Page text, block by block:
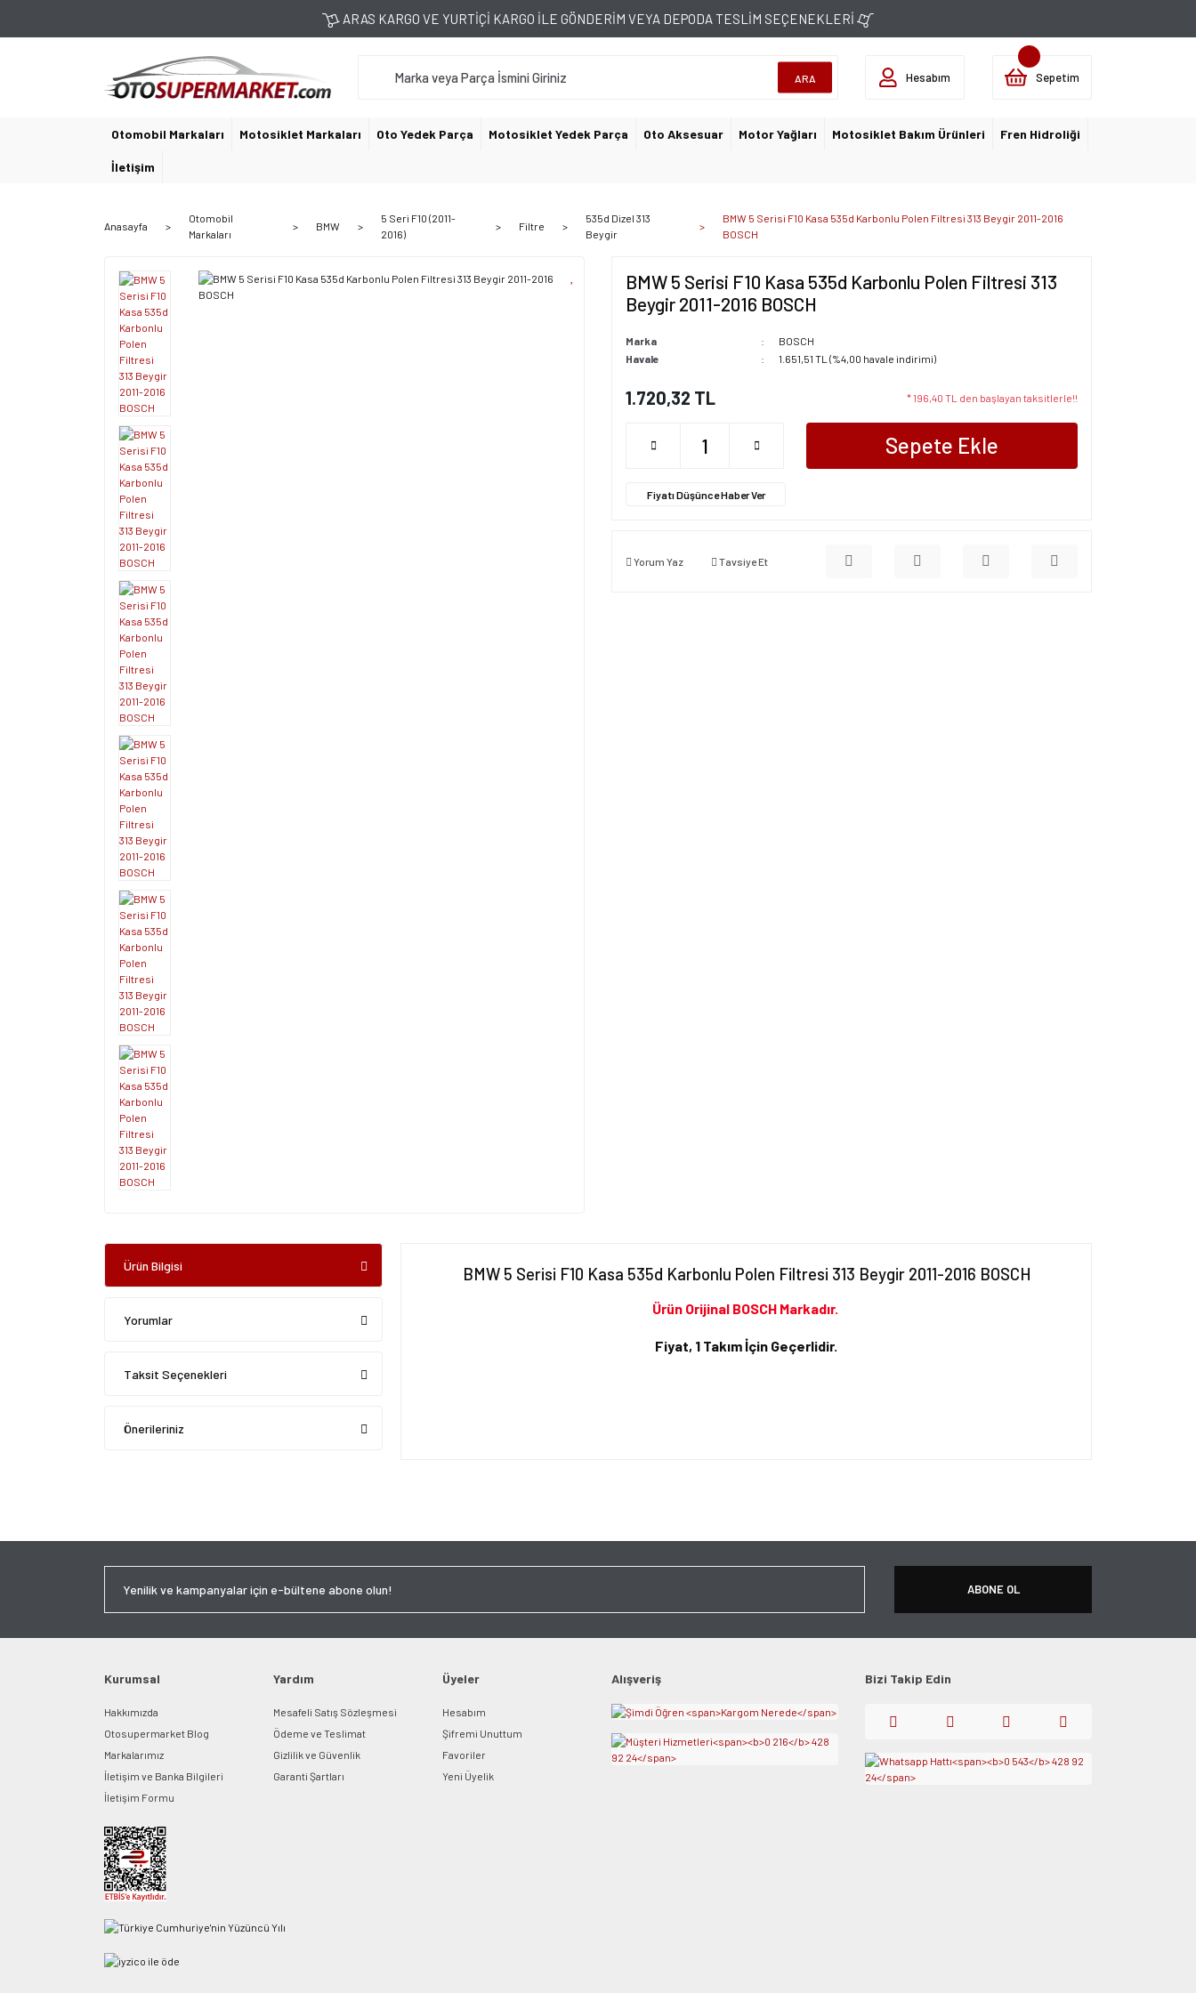
ARAS KARGO VE YURTİÇİ KARGO İLE GÖNDERİM VEYA DEPODA TESLİM SEÇENEKLERİ
ARA Hesabım Sepetim
Otomobil Markaları Motosiklet Markaları Oto Yedek Parça Motosiklet Yedek Parça Oto Aksesuar Motor Yağları Motosiklet Bakım Ürünleri Fren Hidroliği
İletişim
Anasayfa
Otomobil
Markaları
BMW
5 Seri F10 (2011-
2016)
Filtre
535d Dizel 313
Beygir
BMW 5 Serisi F10 Kasa 535d Karbonlu Polen Filtresi 313 Beygir 2011-2016
BOSCH
BMW 5 Serisi F10 Kasa 535d Karbonlu Polen Filtresi 313
Beygir 2011-2016 BOSCH
Marka
BOSCH
Havale
1.651,51 TL (%4,00 havale indirimi)
1.720,32 TL * 196,40 TL den başlayan taksitlerle!!
Sepete Ekle
Fiyatı Düşünce Haber Ver
Yorum Yaz Tavsiye Et
Ürün Bilgisi
Yorumlar
Taksit Seçenekleri
Önerileriniz
BMW 5 Serisi F10 Kasa 535d Karbonlu Polen Filtresi 313 Beygir 2011-2016 BOSCH
Ürün Orijinal BOSCH Markadır.
Fiyat, 1 Takım İçin Geçerlidir.
Ürün bilgilerinde hatalar bulunuyor.
Ürün fiyatı diğer sitelerden daha pahalı.
ABONE OL
Kurumsal
Hakkımızda
Otosupermarket Blog
Markalarımız
İletişim ve Banka Bilgileri
İletişim Formu
Yardım
Mesafeli Satış Sözleşmesi
Ödeme ve Teslimat
Gizlilik ve Güvenlik
Garanti Şartları
Üyeler
Hesabım
Şifremi Unuttum
Favoriler
Yeni Üyelik
Alışveriş Bizi Takip Edin